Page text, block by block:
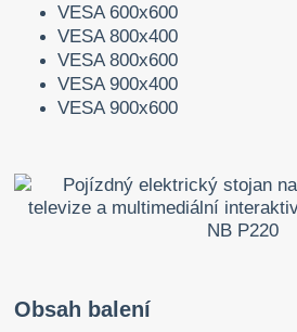
VESA 600x600
VESA 800x400
VESA 800x600
VESA 900x400
VESA 900x600
Obsah balení